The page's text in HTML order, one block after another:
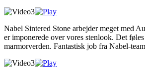
Nabel Sintered Stone arbejder meget med
er imponerede over vores stenlook. Det
marmorverden. Fantastisk job fra Nabel-